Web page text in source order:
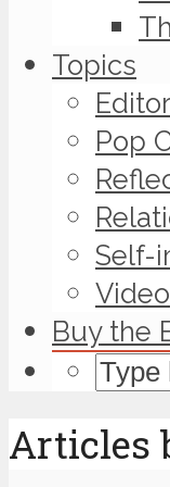
Topics
Pop
Self-
Video
Buy the
Articles